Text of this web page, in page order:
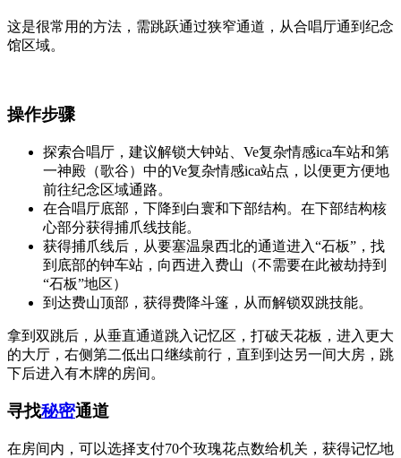
这是很常用的方法，需跳跃通过狭窄通道，从合唱厅通到纪念
馆区域。
操作步骤
探索合唱厅，建议解锁大钟站、Ve复杂情感ica车站和第
一神殿（歌谷）中的Ve复杂情感ica站点，以便更方便地
前往纪念区域通路。
在合唱厅底部，下降到白寰和下部结构。在下部结构核
心部分获得捕爪线技能。
获得捕爪线后，从要塞温泉西北的通道进入“石板”，找
到底部的钟车站，向西进入费山（不需要在此被劫持到
“石板”地区）
到达费山顶部，获得费降斗篷，从而解锁双跳技能。
拿到双跳后，从垂直通道跳入记忆区，打破天花板，进入更大
的大厅，右侧第二低出口继续前行，直到到达另一间大房，跳
下后进入有木牌的房间。
寻找秘密通道
在房间内，可以选择支付70个玫瑰花点数给机关，获得记忆地